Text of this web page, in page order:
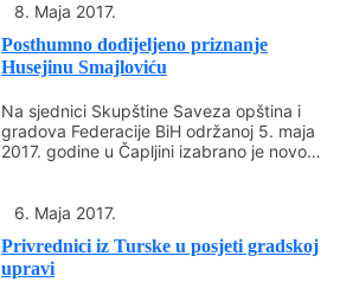
8. Maja 2017.
Posthumno dodijeljeno priznanje
Husejinu Smajloviću
Na sjednici Skupštine Saveza opština i
gradova Federacije BiH održanoj 5. maja
2017. godine u Čapljini izabrano je novo
6. Maja 2017.
Privrednici iz Turske u posjeti gradskoj
upravi